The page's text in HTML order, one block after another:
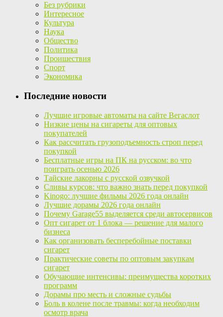
Без рубрики
Интересное
Культура
Наука
Общество
Политика
Проишествия
Спорт
Экономика
Последние новости
Лучшие игровые автоматы на сайте Вегаслот
Низкие цены на сигареты для оптовых
покупателей
Как рассчитать грузоподъемность строп перед
покупкой
Бесплатные игры на ПК на русском: во что
поиграть осенью 2026
Тайские лакорны с русской озвучкой
Сливы курсов: что важно знать перед покупкой
Kinogo: лучшие фильмы 2026 года онлайн
Лучшие дорамы 2026 года онлайн
Почему Garage55 выделяется среди автосервисов
Опт сигарет от 1 блока — решение для малого
бизнеса
Как организовать бесперебойные поставки
сигарет
Практические советы по оптовым закупкам
сигарет
Обучающие интенсивы: преимущества коротких
программ
Дорамы про месть и сложные судьбы
Боль в колене после травмы: когда необходим
осмотр врача